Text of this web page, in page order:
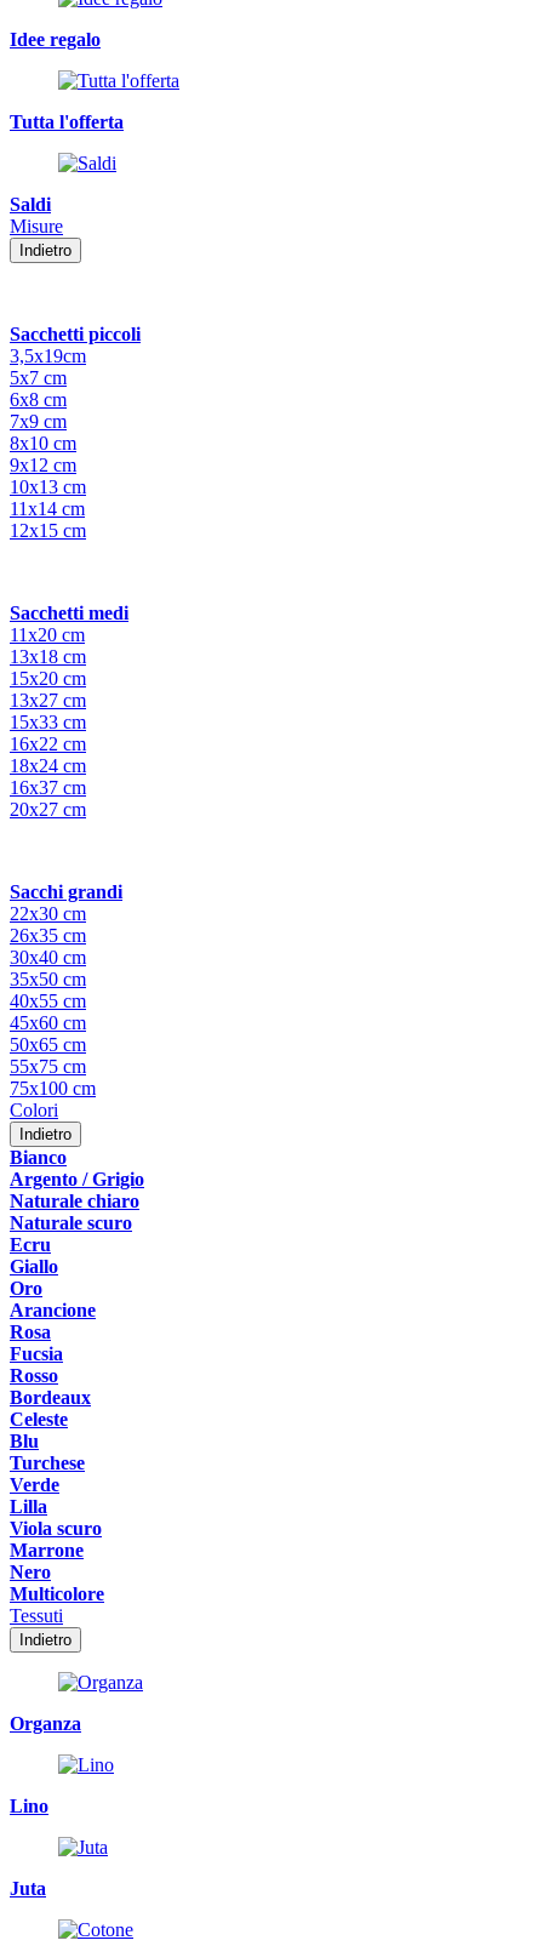
Idee regalo
Tutta l'offerta
Saldi
Misure
Indietro
Sacchetti piccoli
3,5x19cm
5x7 cm
6x8 cm
7x9 cm
8x10 cm
9x12 cm
10x13 cm
11x14 cm
12x15 cm
Sacchetti medi
11x20 cm
13x18 cm
15x20 cm
13x27 cm
15x33 cm
16x22 cm
18x24 cm
16x37 cm
20x27 cm
Sacchi grandi
22x30 cm
26x35 cm
30x40 cm
35x50 cm
40x55 cm
45x60 cm
50x65 cm
55x75 cm
75x100 cm
Colori
Indietro
Bianco
Argento / Grigio
Naturale chiaro
Naturale scuro
Ecru
Giallo
Oro
Arancione
Rosa
Fucsia
Rosso
Bordeaux
Celeste
Blu
Turchese
Verde
Lilla
Viola scuro
Marrone
Nero
Multicolore
Tessuti
Indietro
Organza
Lino
Juta